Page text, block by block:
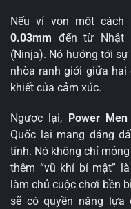
Nếu ví von một
0.03mm đến từ Nhật
(Ninja). Nó hướng tới
nhòa ranh giới giữa
khiết của cảm xúc.
Ngược lại, Power
Quốc lại mang dáng
tính. Nó không chỉ
thêm “vũ khí bí mật”
làm chủ cuộc chơi bền
sẽ có quyền năng